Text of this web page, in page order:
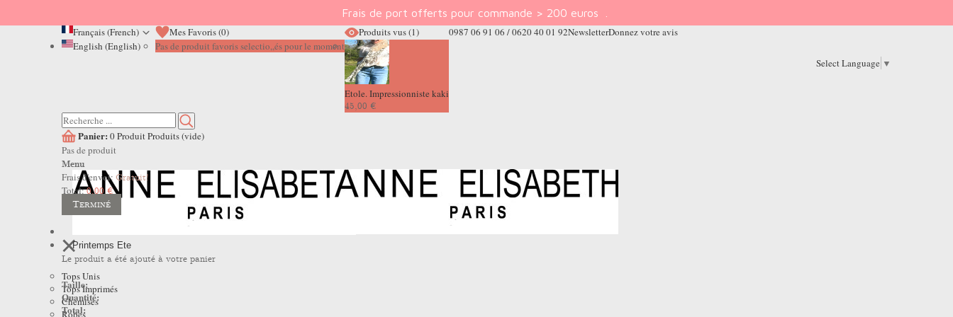
Frais de port offerts pour commande > 200 euros
Français (French)
English (English)
Mes Favoris (0)
Pas de produit favoris selectio,,és pour le moment
Produits vus(1)
Etole. Impressionniste kaki
45,00 €
0987 06 91 06 / 0620 40 01 92NewsletterDonnez votre avis
Panier: 0ProduitProduits(vide)
Pas de produit
Frais d'envoi: Gratuit!
Total:0,00 €
Terminé
Le produit a été ajouté à votre panier
Taille:
Quantité:
Total:
Select Language ▼
Menu
Printemps Ete
Tops Unis
Tops Imprimés
Chemises
Robes